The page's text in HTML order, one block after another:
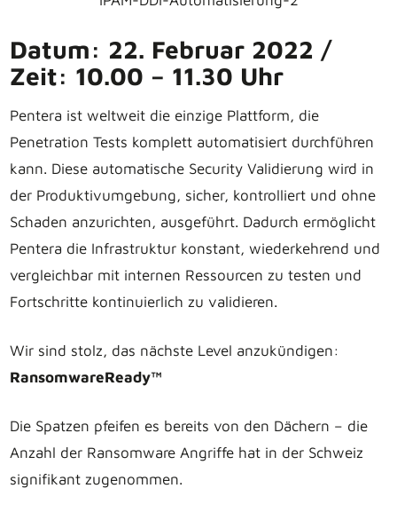
Datum: 22. Februar 2022 /
Zeit: 10.00 – 11.30 Uhr
Pentera ist weltweit die einzige Plattform, die
Penetration Tests komplett automatisiert durchführen
kann. Diese automatische Security Validierung wird in
der Produktivumgebung, sicher, kontrolliert und ohne
Schaden anzurichten, ausgeführt. Dadurch ermöglicht
Pentera die Infrastruktur konstant, wiederkehrend und
vergleichbar mit internen Ressourcen zu testen und
Fortschritte kontinuierlich zu validieren.
Wir sind stolz, das nächste Level anzukündigen:
RansomwareReady™
Die Spatzen pfeifen es bereits von den Dächern – die
Anzahl der Ransomware Angriffe hat in der Schweiz
signifikant zugenommen.